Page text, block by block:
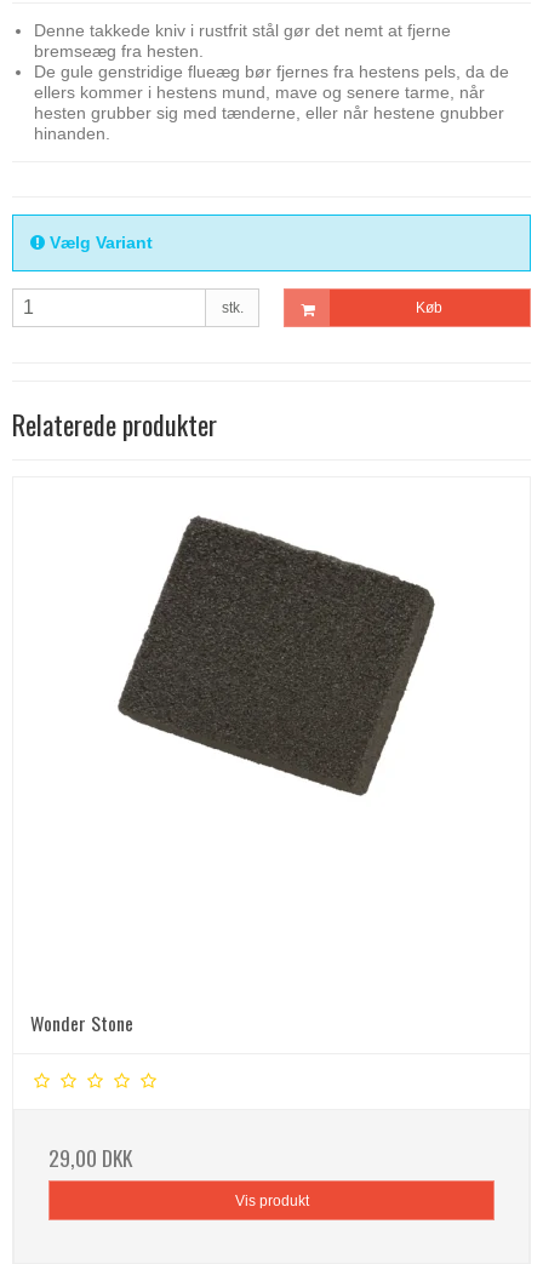
Denne takkede kniv i rustfrit stål gør det nemt at fjerne
bremseæg fra hesten.
De gule genstridige flueæg bør fjernes fra hestens pels, da de
ellers kommer i hestens mund, mave og senere tarme, når
hesten grubber sig med tænderne, eller når hestene gnubber
hinanden.
Vælg Variant
stk. Køb
Relaterede produkter
Wonder Stone
29,00 DKK
Vis produkt